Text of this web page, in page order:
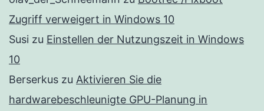
Zugriff verweigert in Windows 10
Susi zu Einstellen der Nutzungszeit in Windows
10
Berserkus zu Aktivieren Sie die
hardwarebeschleunigte GPU-Planung in